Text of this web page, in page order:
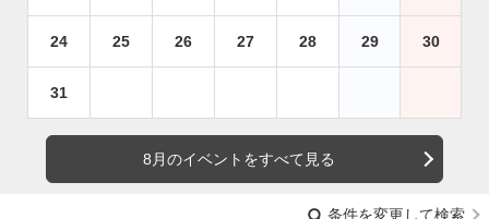
24 25 26 27 28 29 30
31
8月のイベントをすべて見る
条件を変更して検索